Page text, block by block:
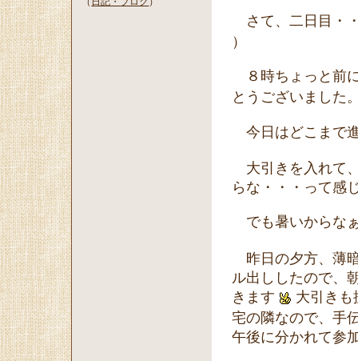
さて、二日目・
）
８時ちょっと前
とうございました
今日はどこまで
大引きを入れて
らな・・・って感
でも暑いからな
昨日の夕方、薄
ル出ししたので、
きます
大引きも
宅の隣なので、手
午後に分かれて参